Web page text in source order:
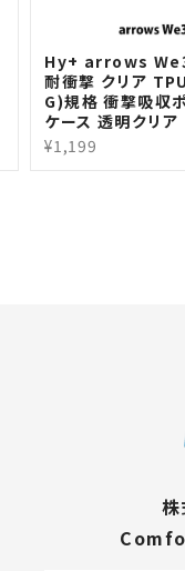
Hy+ arrows
耐衝撃 クリア
G)規格 衝撃吸収
ケース 透明クリア
¥1,199
株